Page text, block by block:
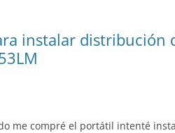
instalar distribución
me compré el portátil intenté